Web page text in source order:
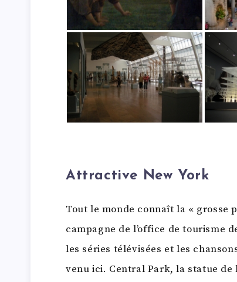
Attractive New York
Tout le monde connaît la « grosse
campagne de l’office de tourisme
les séries télévisées et les
venu ici. Central Park, la statue